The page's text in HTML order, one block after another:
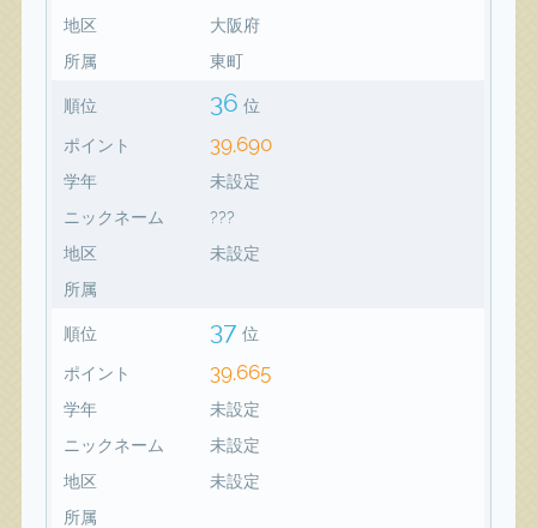
地区
大阪府
所属
東町
順位 36 位
ポイント 39,690
学年
未設定
ニックネーム
???
地区
未設定
所属
順位 37 位
ポイント 39,665
学年
未設定
ニックネーム
未設定
地区
未設定
所属